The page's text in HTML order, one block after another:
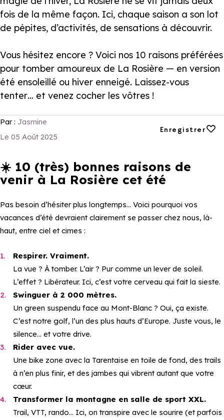
fois de la même façon. Ici, chaque saison a son lot
de pépites, d’activités, de sensations à découvrir.
Vous hésitez encore ? Voici nos 10 raisons préférées
pour tomber amoureux de La Rosière — en version
été ensoleillé ou hiver enneigé. Laissez-vous
tenter… et venez cocher les vôtres !
Par : Jasmine
Le 05 Août 2025
Enregistrer
Ajouter aux
☀️ 10 (très) bonnes raisons de
venir à La Rosière cet été
Pas besoin d’hésiter plus longtemps… Voici pourquoi vos
vacances d’été devraient clairement se passer chez nous, là-
haut, entre ciel et cimes :
Respirer. Vraiment.
La vue ? À tomber. L’air ? Pur comme un lever de soleil.
L’effet ? Libérateur. Ici, c’est votre cerveau qui fait la sieste.
Swinguer à 2 000 mètres.
Un green suspendu face au Mont-Blanc ? Oui, ça existe.
C’est notre golf, l’un des plus hauts d’Europe. Juste vous, le
silence… et votre drive.
Rider avec vue.
Une bike zone avec la Tarentaise en toile de fond, des trails
à n’en plus finir, et des jambes qui vibrent autant que votre
cœur.
Transformer la montagne en salle de sport XXL.
Trail, VTT, rando… Ici, on transpire avec le sourire (et parfois